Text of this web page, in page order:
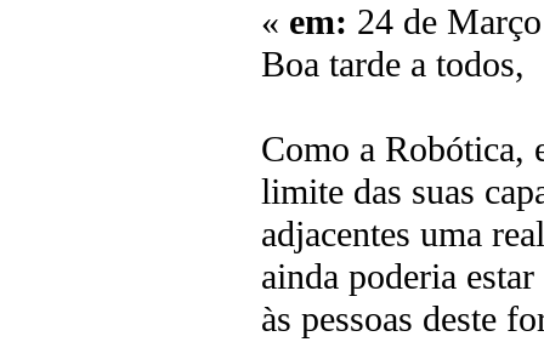
« em: 24 de
Boa tarde a todos,
Como a Robótica,
limite das suas
adjacentes uma
ainda poderia
às pessoas deste